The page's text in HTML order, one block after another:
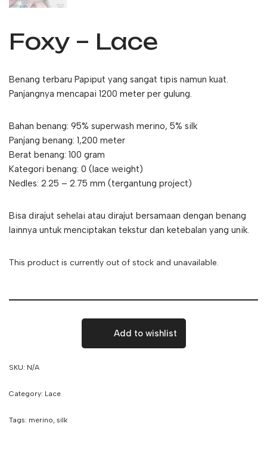
Foxy – Lace
Benang terbaru Papiput yang sangat tipis namun kuat.
Panjangnya mencapai 1200 meter per gulung.
Bahan benang: 95% superwash merino, 5% silk
Panjang benang: 1,200 meter
Berat benang: 100 gram
Kategori benang: 0 (lace weight)
Nedles: 2.25 – 2.75 mm (tergantung project)
Bisa dirajut sehelai atau dirajut bersamaan dengan benang
lainnya untuk menciptakan tekstur dan ketebalan yang unik.
This product is currently out of stock and unavailable.
Add to wishlist
SKU: N/A
Category: Lace
Tags: merino silk